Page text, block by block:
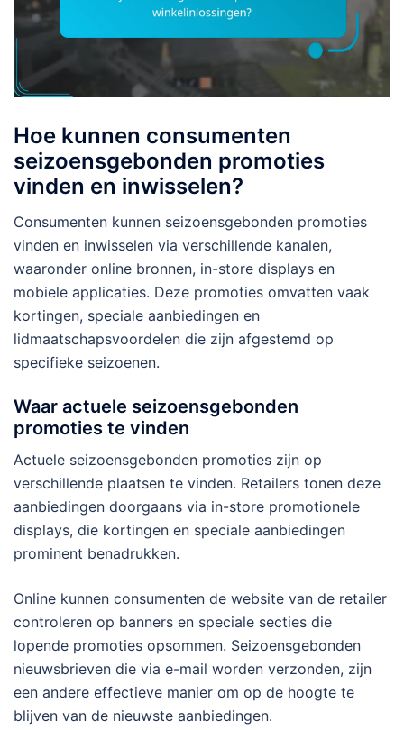
Hoe kunnen consumenten
seizoensgebonden promoties
vinden en inwisselen?
Consumenten kunnen seizoensgebonden promoties
vinden en inwisselen via verschillende kanalen,
waaronder online bronnen, in-store displays en
mobiele applicaties. Deze promoties omvatten vaak
kortingen, speciale aanbiedingen en
lidmaatschapsvoordelen die zijn afgestemd op
specifieke seizoenen.
Waar actuele seizoensgebonden
promoties te vinden
Actuele seizoensgebonden promoties zijn op
verschillende plaatsen te vinden. Retailers tonen deze
aanbiedingen doorgaans via in-store promotionele
displays, die kortingen en speciale aanbiedingen
prominent benadrukken.
Online kunnen consumenten de website van de retailer
controleren op banners en speciale secties die
lopende promoties opsommen. Seizoensgebonden
nieuwsbrieven die via e-mail worden verzonden, zijn
een andere effectieve manier om op de hoogte te
blijven van de nieuwste aanbiedingen.